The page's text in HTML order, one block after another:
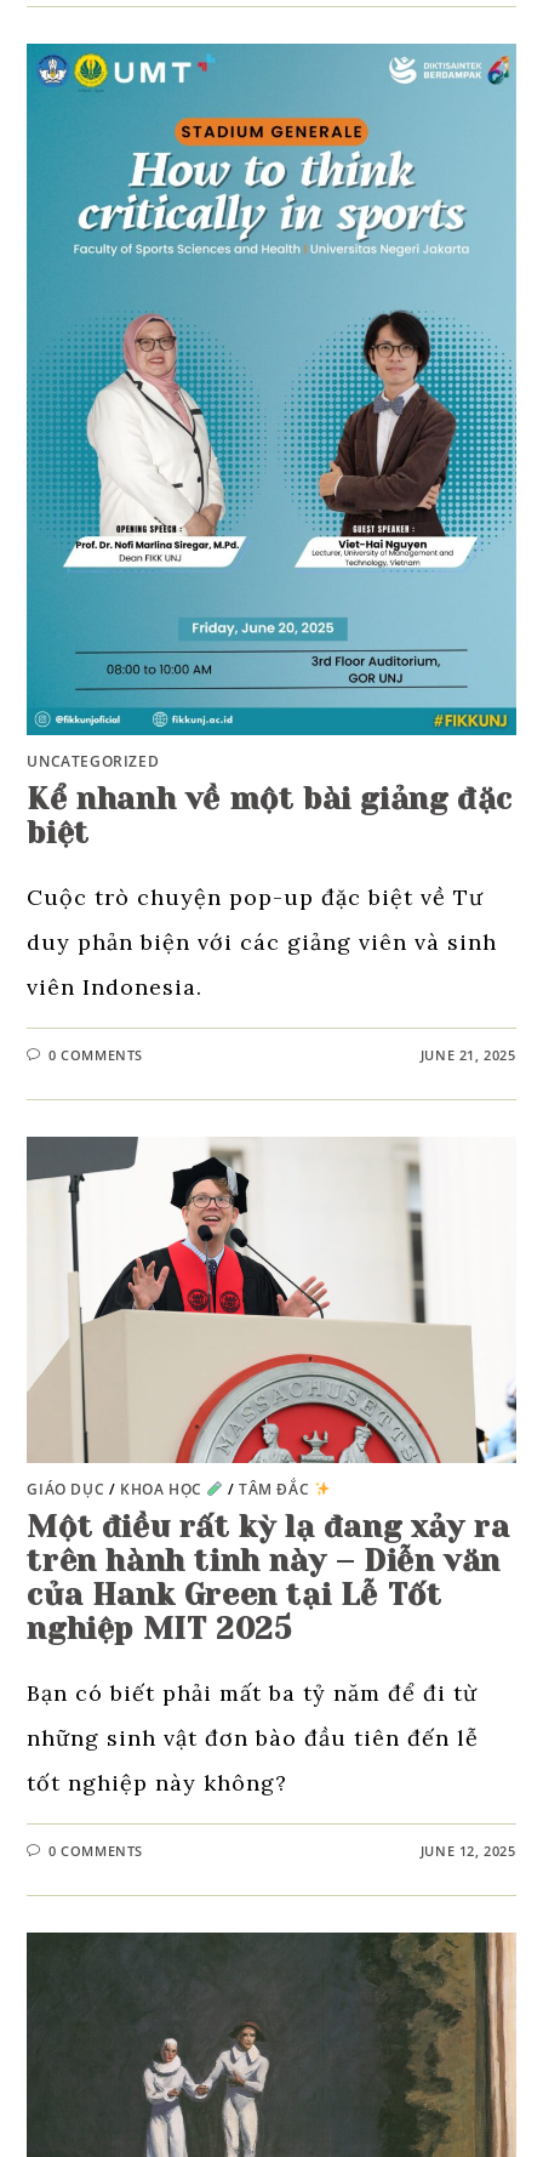
UNCATEGORIZED
Kể nhanh về một bài giảng đặc
biệt
Cuộc trò chuyện pop-up đặc biệt về Tư
duy phản biện với các giảng viên và sinh
viên Indonesia.
0 COMMENTS JUNE 21, 2025
GIÁO DỤC / KHOA HỌC / TÂM ĐẮC
Một điều rất kỳ lạ đang xảy ra
trên hành tinh này – Diễn văn
của Hank Green tại Lễ Tốt
nghiệp MIT 2025
Bạn có biết phải mất ba tỷ năm để đi từ
những sinh vật đơn bào đầu tiên đến lễ
tốt nghiệp này không?
0 COMMENTS JUNE 12, 2025